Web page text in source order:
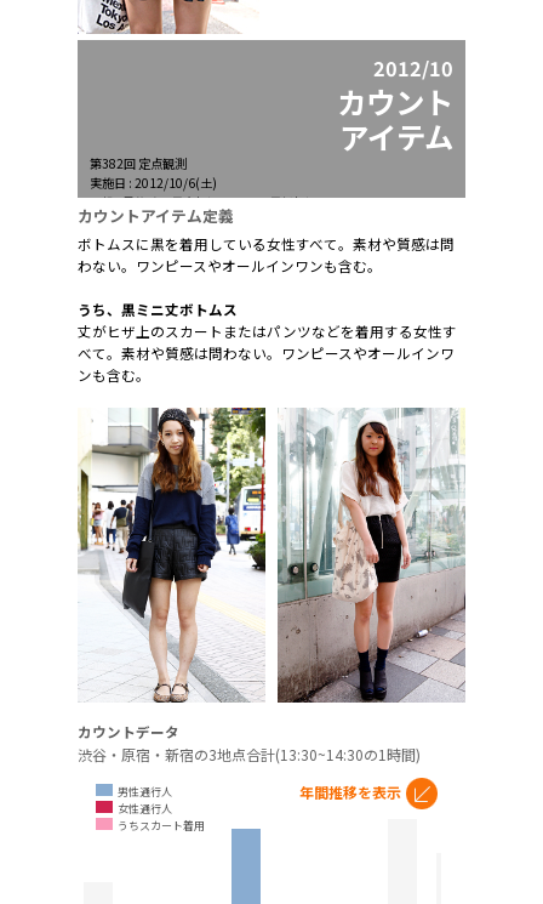
2012/10
カウント
アイテム
第382回 定点観測
実施日 : 2012/10/6(土)
天候 : 曇後晴、最高気温27.9℃、最低気温20.7℃
カウントアイテム定義
ボトムスに黒を着用している女性すべて。素材や質感は問
わない。ワンピースやオールインワンも含む。
うち、黒ミニ丈ボトムス
丈がヒザ上のスカートまたはパンツなどを着用する女性す
べて。素材や質感は問わない。ワンピースやオールインワ
ンも含む。
カウントデータ
渋谷・原宿・新宿の3地点合計(13:30~14:30の1時間)
男性通行人
女性通行人
うちスカート着用
年間推移を表示